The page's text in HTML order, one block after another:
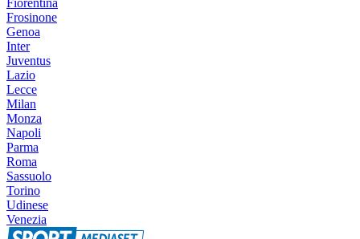
Fiorentina
Frosinone
Genoa
Inter
Juventus
Lazio
Lecce
Milan
Monza
Napoli
Parma
Roma
Sassuolo
Torino
Udinese
Venezia